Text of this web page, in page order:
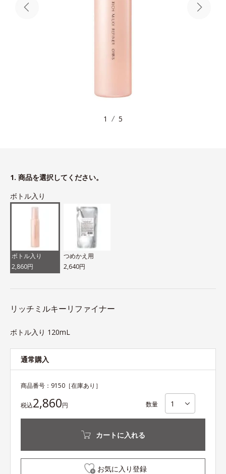
1 5
1. 商品を選択してください。
ボトル入り
ボトル入り
2,860円
つめかえ用
2,640円
リッチミルキーリファイナー
ボトル入り 120mL
通常購入
商品番号： 9150 ［在庫あり］
税込2,860円 数量
カートに入れる
お気に入り登録